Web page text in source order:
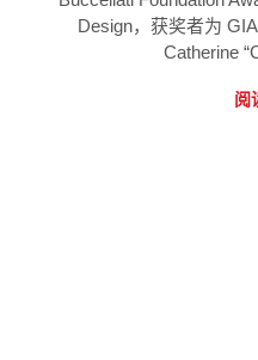
Design，获奖者为
Catherine
阅